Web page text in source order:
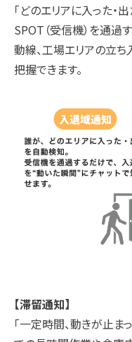
「どのエリアに入った・
SPOT（受信機）を通過
動線、工場エリアの立ち
把握できます。
【滞留通知】
「一定時間、動きが止ま